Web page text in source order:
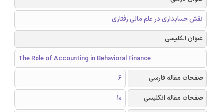
نقش حسابداری در علم مالی رفتاری
عنوان انگلیسی
The Role of Accounting in Behavioral Finance
صفحات مقاله فارسی
6
صفحات مقاله انگلیسی
10